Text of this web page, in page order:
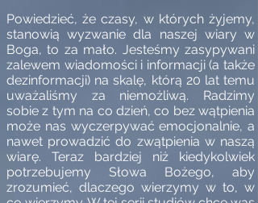
Powiedzieć, że czasy, w których żyjemy,
stanowią wyzwanie dla naszej wiary w
Boga, to za mało. Jesteśmy zasypywani
zalewem wiadomości i informacji (a także
dezinformacji) na skalę, którą 20 lat temu
uważaliśmy za niemożliwą. Radzimy
sobie z tym na co dzień, co bez wątpienia
może nas wyczerpywać emocjonalnie, a
nawet prowadzić do zwątpienia w naszą
wiarę. Teraz bardziej niż kiedykolwiek
potrzebujemy Słowa Bożego, aby
zrozumieć, dlaczego wierzymy w to, w